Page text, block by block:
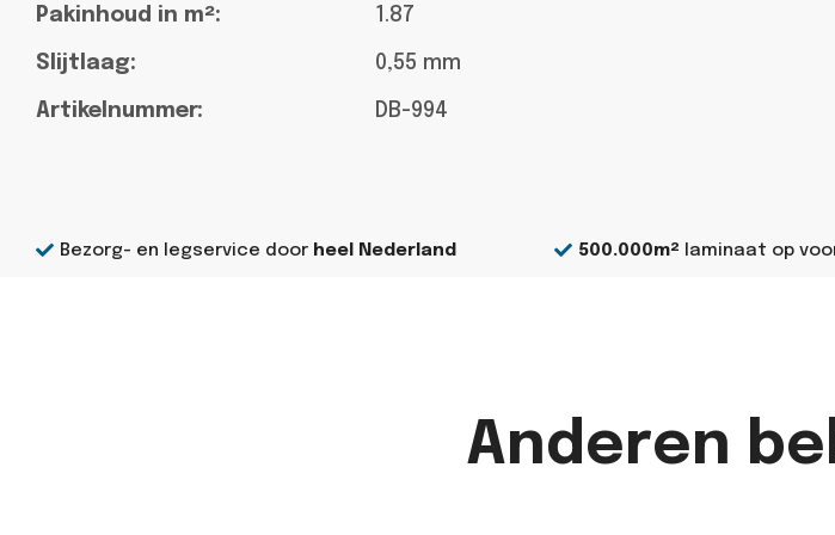
Pakinhoud in m²: 1.87
Slijtlaag: 0,55 mm
Artikelnummer: DB-994
Bezorg- en legservice door heel Nederland 500.000m² laminaat op
Anderen